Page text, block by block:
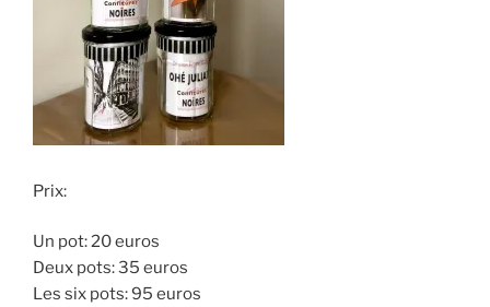
Prix:
Un pot: 20 euros
Deux pots: 35 euros
Les six pots: 95 euros